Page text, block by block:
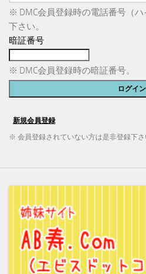
※ DMC会員登録時の電話番号（
下さい。
暗証番号
※ DMC会員登録時の暗証番号。
※ 会員登録されていない方は是非登録下さ